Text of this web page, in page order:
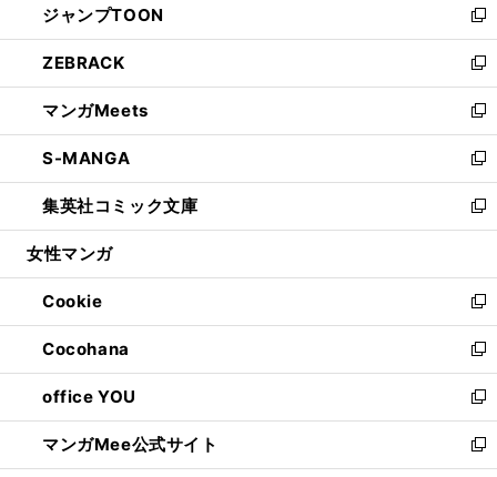
く
で
開
く
ド
ウ
で
開
く
ィ
ン
ド
ウ
で
開
く
い
ウ
ィ
ン
ド
ウ
で
開
く
ジャンプTOON
新
し
い
ウ
ィ
ン
ド
ウ
で
開
ZEBRACK
新
し
い
ウ
ィ
ン
ド
ウ
開
く
マンガMeets
新
し
い
ウ
ィ
ン
ウ
で
開
く
S-MANGA
新
し
い
ウ
ン
ド
ウ
で
開
く
集英社コミック文庫
新
し
ウ
ィ
ン
ド
ウ
で
開
く
女性マンガ
Cookie
新
し
い
ウ
ィ
ン
ド
ウ
Cocohana
新
し
い
ウ
ィ
ン
office YOU
新
し
い
ウ
マンガMee公式サイト
新
し